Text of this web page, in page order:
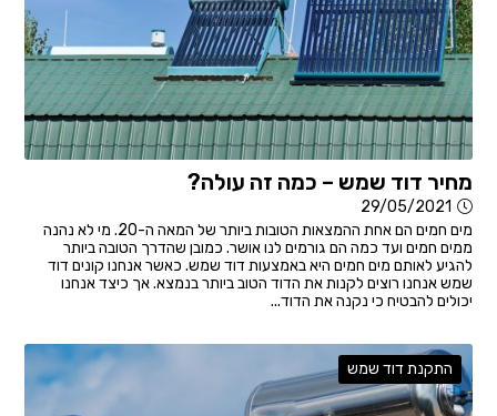
מחיר דוד שמש – כמה זה עולה?
29/05/2021
מים חמים הם אחת ההמצאות הטובות ביותר של המאה ה-20. מי לא נהנה
ממים חמים ועד כמה הם גורמים לנו אושר. כמובן שהדרך הטובה ביותר
להגיע לאותם מים חמים היא באמצעות דוד שמש. כאשר אנחנו קונים דוד
שמש אנחנו רוצים לקנות את הדוד הטוב ביותר בנמצא. אך כיצד אנחנו
יכולים להבטיח כי נקנה את הדוד...
התקנת דוד שמש